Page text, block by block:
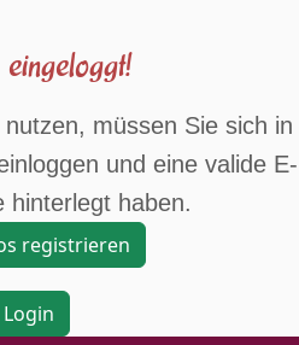
müssen Sie sich in
und eine valide E-
hinterlegt haben.
registrieren
Login